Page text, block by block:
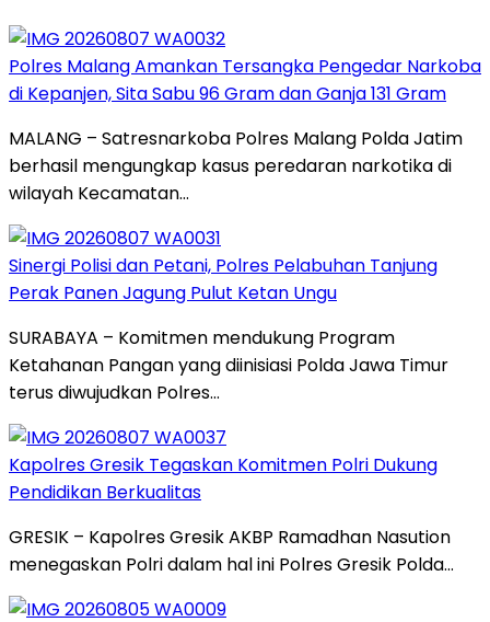
Polres Malang Amankan Tersangka Pengedar Narkoba
di Kepanjen, Sita Sabu 96 Gram dan Ganja 131 Gram
MALANG – Satresnarkoba Polres Malang Polda Jatim
berhasil mengungkap kasus peredaran narkotika di
wilayah Kecamatan…
Sinergi Polisi dan Petani, Polres Pelabuhan Tanjung
Perak Panen Jagung Pulut Ketan Ungu
SURABAYA – Komitmen mendukung Program
Ketahanan Pangan yang diinisiasi Polda Jawa Timur
terus diwujudkan Polres…
Kapolres Gresik Tegaskan Komitmen Polri Dukung
Pendidikan Berkualitas
GRESIK – Kapolres Gresik AKBP Ramadhan Nasution
menegaskan Polri dalam hal ini Polres Gresik Polda…